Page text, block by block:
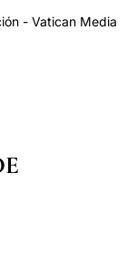
- Vatican Media